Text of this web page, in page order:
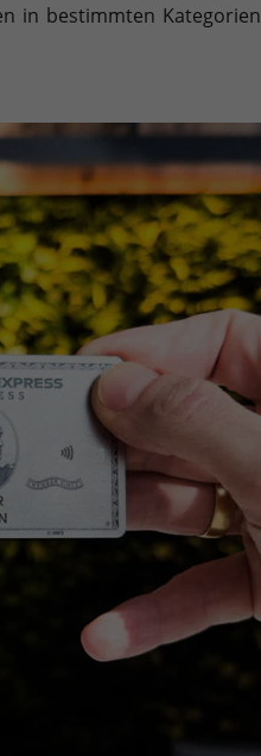
in bestimmten